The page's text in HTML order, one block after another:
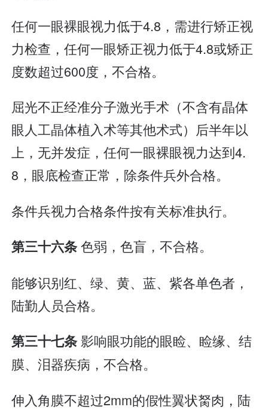
任何一眼裸眼视力低于4.8，需进行矫正视
力检查，任何一眼矫正视力低于4.8或矫正
度数超过600度，不合格。
屈光不正经准分子激光手术（不含有晶体
眼人工晶体植入术等其他术式）后半年以
上，无并发症，任何一眼裸眼视力达到4.
8，眼底检查正常，除条件兵外合格。
条件兵视力合格条件按有关标准执行。
第三十六条色弱，色盲，不合格。
能够识别红、绿、黄、蓝、紫各单色者，
陆勤人员合格。
第三十七条影响眼功能的眼睑、睑缘、结
膜、泪器疾病，不合格。
伸入角膜不超过2mm的假性翼状胬肉，陆